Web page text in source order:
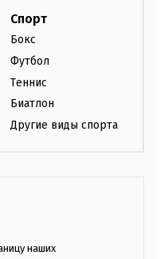
Спорт
Бокс
Футбол
Теннис
Биатлон
Другие виды спорта
наших